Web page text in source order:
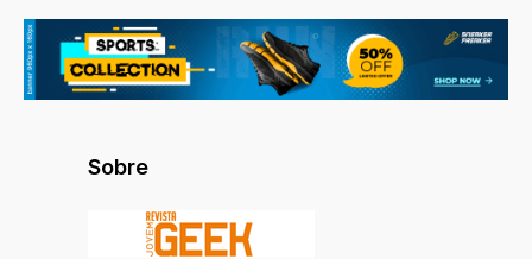
Sobre